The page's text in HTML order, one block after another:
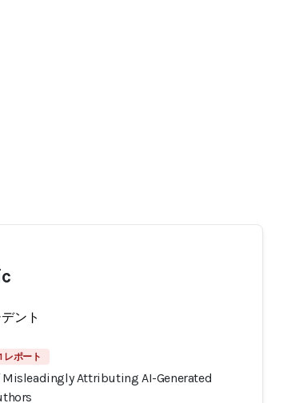
ント
1 レポート
Attributing AI-Generated